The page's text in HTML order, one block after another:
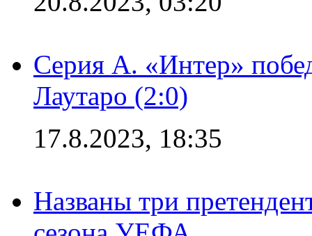
Серия А. «Интер»
Лаутаро (2:0)
17.8.2023, 18:35
Названы три